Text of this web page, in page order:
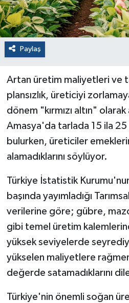
Paylaş
Artan üretim maliyetleri ve
plansızlık, üreticiyi
dönem "kırmızı altın" olarak
Amasya'da tarlada 15 ila 25
bulurken, üreticiler
alamadıklarını söylüyor.
Türkiye İstatistik
başında yayımladığı
verilerine göre; gübre,
gibi temel üretim
yüksek seviyelerde
yükselen maliyetlere
değerde satamadıklarını
Türkiye'nin önemli soğan